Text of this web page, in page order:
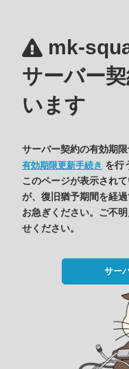
mk-
サーバー
います
サーバー契約の有効期
有効期限更新手続き を行
このページが表示され
が、復旧猶予期間を経
お急ぎください。ご不
せください。
サー